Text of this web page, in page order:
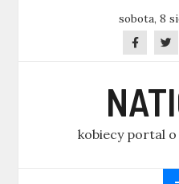
sobota, 8
kobiecy portal